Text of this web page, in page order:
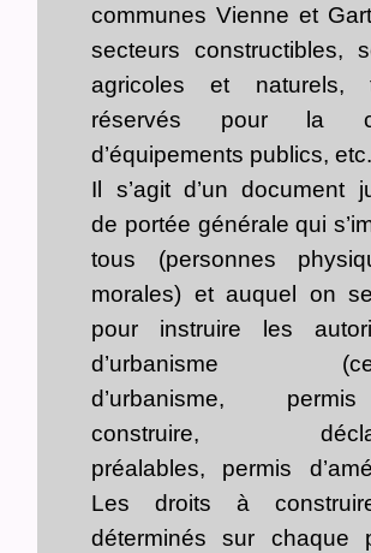
communes Vienne et
secteurs constructibles,
agricoles et naturels,
réservés pour la
d’équipements publics, etc.
Il s’agit d’un document
de portée générale qui
tous (personnes
morales) et auquel on
pour instruire les
d’urbanisme
d’urbanisme,
construire,
préalables, permis
Les droits à
déterminés sur chaque